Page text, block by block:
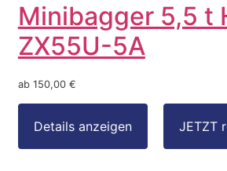
Minibagger 5,5 t
ZX55U-5A
ab 150,00 €